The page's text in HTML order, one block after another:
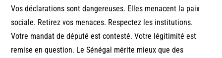
Vos déclarations sont dangereuses. Elles menacent la paix
sociale. Retirez vos menaces. Respectez les institutions.
Votre mandat de député est contesté. Votre légitimité est
remise en question. Le Sénégal mérite mieux que des